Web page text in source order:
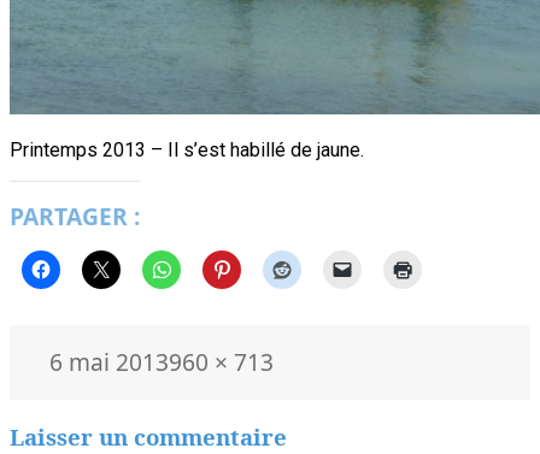
Printemps 2013 – Il s’est habillé de jaune.
PARTAGER :
Publié
6 mai 2013Taille
960 × 713
Laisser un commentaire